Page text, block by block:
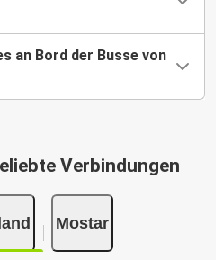
an Bord der Busse von
Verbindungen
Mostar